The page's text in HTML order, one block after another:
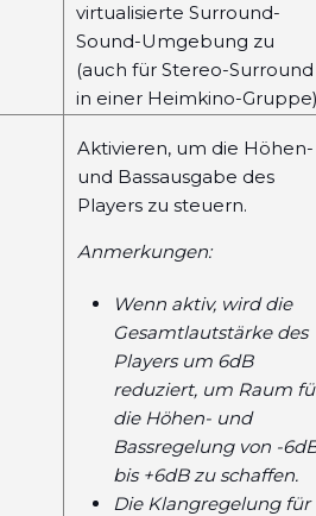
virtualisierte Surround-
Sound-Umgebung zu
(auch für Stereo-Surround
in einer Heimkino-
Aktivieren, um die Höhen-
und Bassausgabe des
Players zu steuern.
Anmerkungen:
Wenn aktiv, wird die
Gesamtlautstärke des
Players um 6dB
reduziert, um Raum
die Höhen- und
Bassregelung von -
bis +6dB zu schaffen.
Die Klangregelung für